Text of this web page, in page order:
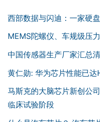
西部数据与闪迪：一家硬
MEMS陀螺仪、车规级压
中国传感器生产厂家汇总
黄仁勋: 华为芯片性能已
马斯克的大脑芯片新创公
临床试验阶段